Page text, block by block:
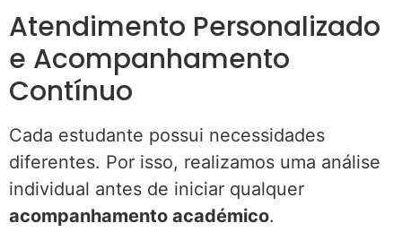
Atendimento Personalizado
e Acompanhamento
Contínuo
Cada estudante possui necessidades
diferentes. Por isso, realizamos uma análise
individual antes de iniciar qualquer
acompanhamento académico.